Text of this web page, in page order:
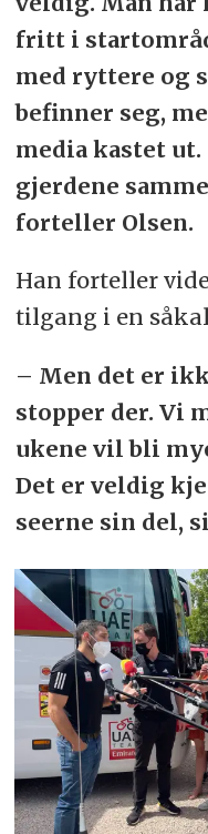
fritt i
med ryttere og
befinner seg,
media kastet ut.
gjerdene
forteller Olsen.
Han forteller
tilgang i en
– Men det er
stopper der. Vi
ukene vil bli
Det er veldig
seerne sin del,